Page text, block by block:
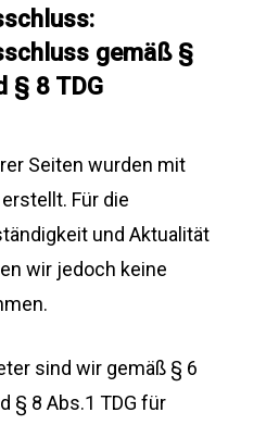
gemäß §
§ 8 TDG
Seiten wurden mit
Für die
und Aktualität
wir jedoch keine
sind wir gemäß § 6
§ 8 Abs.1 TDG für